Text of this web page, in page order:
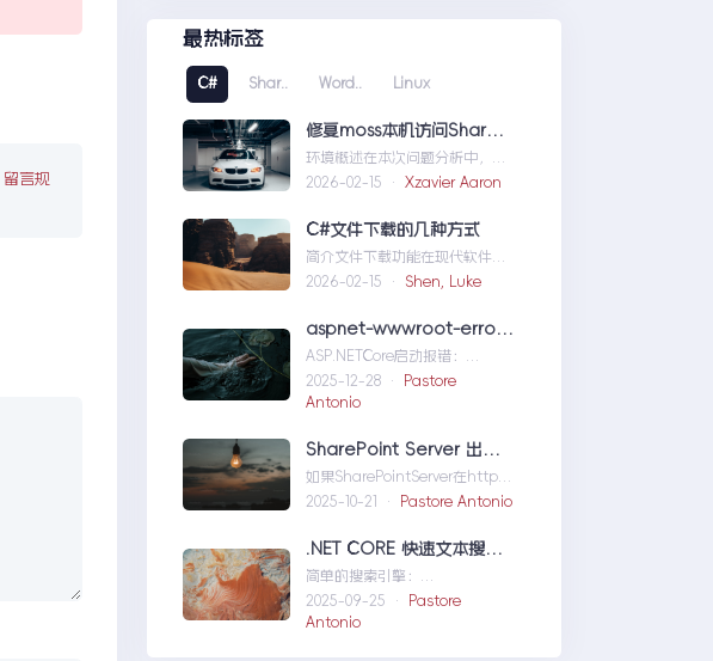
留言规
最热标签
C# Shar.. Word.. Linux
修复moss本机访问SharePoint 401.1 HTTP错误
环境概述在本次问题分析中，我
们首先需要明确系统的运行环
们定位问题，也为...修复moss本
误
2026-02-15 · Xzavier Aaron
C#文件下载的几种方式
简介文件下载功能在现代软件开
发中占据了重要地位，无论是为
实现数据传输，...C#文件下载的
几种方式
2026-02-15 · Shen, Luke
aspnet-wwwroot-error-solution
ASP.NETCore启动报错：
DirectoryNotFoundException
wwwroo...aspnet-wwwroot-
2025-12-28 ·
Pastore
Antonio
如果SharePointServer在http的
情况下能够访问，但是在https
如...SharePointServer出现
R
2025-10-21 · Pastore Antonio
.NET CORE 快速文本搜索器
简单的搜索引擎：
usingSystem;usingSystem.Co
llections.Gen....NETCORE快速
2025-09-25 ·
Pastore
Antonio